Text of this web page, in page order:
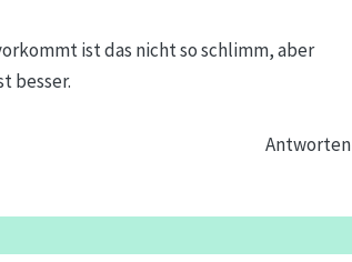
ist das nicht so schlimm, aber
besser.
Antworten